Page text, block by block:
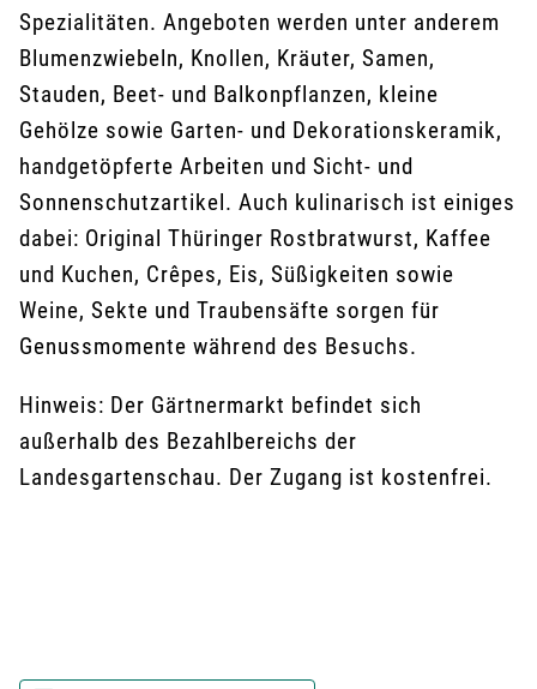
Spezialitäten. Angeboten werden unter anderem
Blumenzwiebeln, Knollen, Kräuter, Samen,
Stauden, Beet- und Balkonpflanzen, kleine
Gehölze sowie Garten- und Dekorationskeramik,
handgetöpferte Arbeiten und Sicht- und
Sonnenschutzartikel. Auch kulinarisch ist einiges
dabei: Original Thüringer Rostbratwurst, Kaffee
und Kuchen, Crêpes, Eis, Süßigkeiten sowie
Weine, Sekte und Traubensäfte sorgen für
Genussmomente während des Besuchs.
Hinweis: Der Gärtnermarkt befindet sich
außerhalb des Bezahlbereichs der
Landesgartenschau. Der Zugang ist kostenfrei.